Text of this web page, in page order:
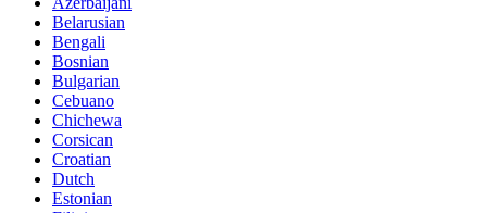
Belarusian
Bengali
Bosnian
Bulgarian
Cebuano
Chichewa
Corsican
Croatian
Dutch
Estonian